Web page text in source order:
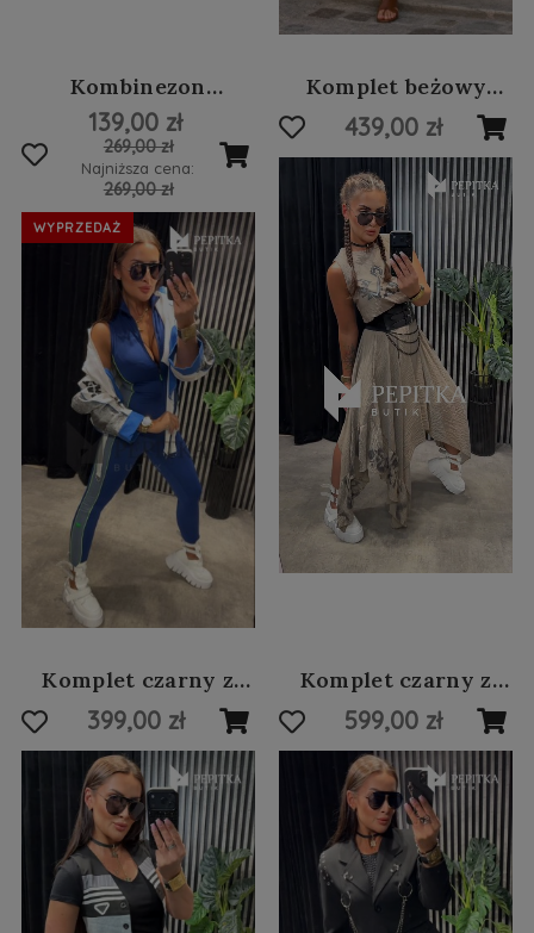
Kombinezon
sportowy z lycry #13
139,00 zł
269,00 zł
Najniższa cena:
269,00 zł
WYPRZEDAŻ
Komplet beżowy
zwiewny z
asymetryczną
spódnicą #77
439,00 zł
Komplet czarny z
elementami dżinsu
#67
399,00 zł
Komplet czarny z
łańcuchem #40
599,00 zł